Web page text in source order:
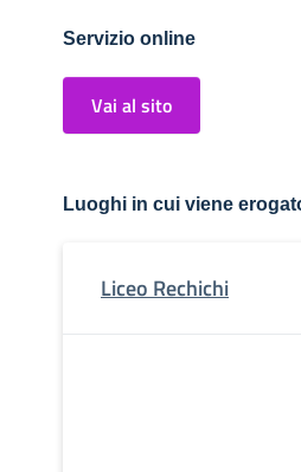
Servizio online
Vai al sito
Luoghi in cui viene
Liceo Rechichi